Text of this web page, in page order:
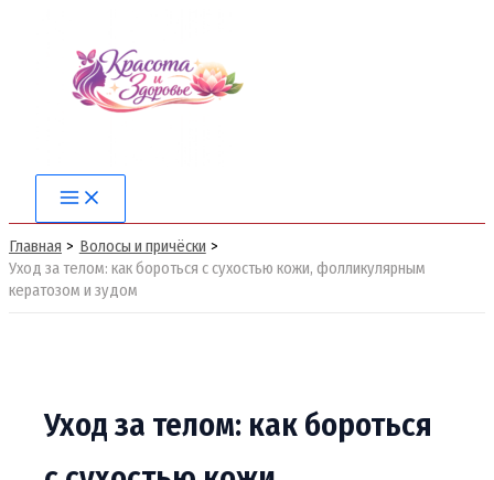
содержимому
Main
Menu
Главная
Волосы и причёски
Уход за телом: как бороться с сухостью кожи, фолликулярным
кератозом и зудом
Уход за телом: как бороться